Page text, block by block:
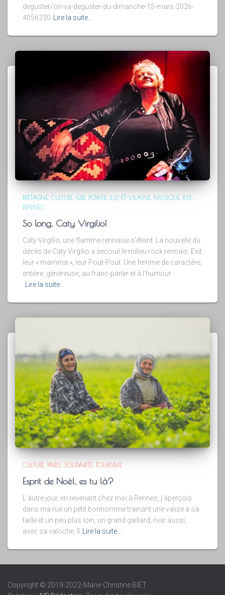
deguster/on-va-deguster-du-dimanche-15-mars-2026-
4056230
Lire la suite…
BRETAGNE CULTURE GIRL POWER ILLE-ET-VILAINE MUSIQUE R.I.P.
RENNES
So long, Caty Virgilio!
Caty Virgilio, une flamme rennaise s’éteint La nouvelle du
décès de Caty Virgilio a secoué le milieu rock rennais. Exit
leur « mamma », leur Pout-Pout. Une femme de caractère,
entière, généreuse, au franc-parler et à l’humour
Lire la suite…
CULTURE PARIS SOLIDARITÉ TOURISME
Esprit de Noël, es tu là?
L’autre jour, en revenant chez moi à Rennes, j’aperçois
dans ma rue un petit bonhomme trainant une valise à sa
taille et un peu plus loin, un grand gaillard, noir aussi,
avec sa valoche. Il
Lire la suite…
Copyright © 2019-2022-Marie-Christine BIET.